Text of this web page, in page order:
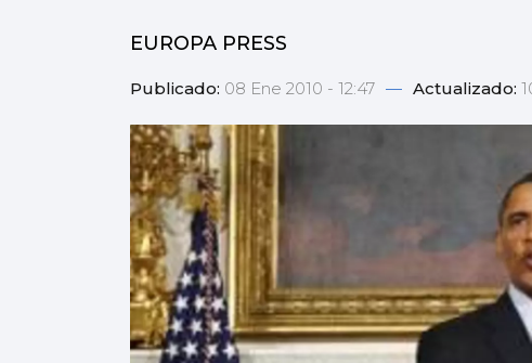
EUROPA PRESS
Publicado: 08 Ene 2010 - 12:47 — Actualizado: